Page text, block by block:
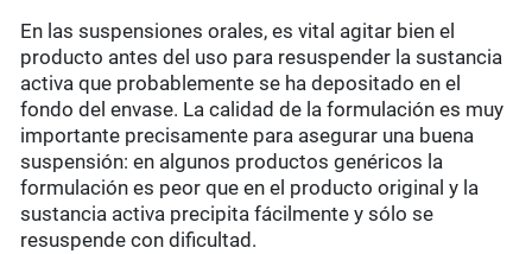
En las suspensiones orales, es vital agitar bien el
producto antes del uso para resuspender la sustancia
activa que probablemente se ha depositado en el
fondo del envase. La calidad de la formulación es muy
importante precisamente para asegurar una buena
suspensión: en algunos productos genéricos la
formulación es peor que en el producto original y la
sustancia activa precipita fácilmente y sólo se
resuspende con dificultad.